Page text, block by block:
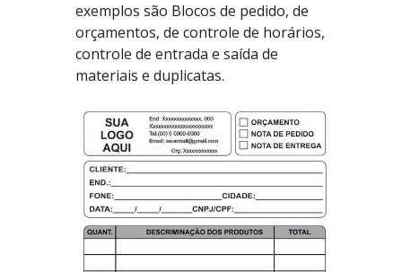
exemplos são Blocos de pedido, de
orçamentos, de controle de horários,
controle de entrada e saída de
materiais e duplicatas.